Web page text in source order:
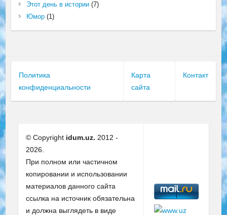
Этот день в истории(7)
Юмор(1)
Политика
конфиденциальности
Карта
сайта
Контакт
© Copyright idum.uz. 2012 -
2026.
При полном или частичном
копировании и использовании
материалов данного сайта
ссылка на источник обязательна
и должна выглядеть в виде